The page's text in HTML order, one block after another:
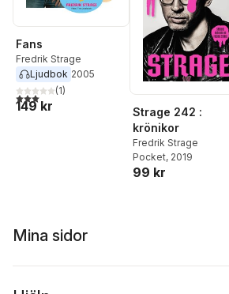
Fans
Fredrik Strage
Ljudbok 2005
3,0utav 5 stjärnor. Totalt antal röster:
(1)
149 kr
Strage 242 :
krönikor
Fredrik Strage
Pocket, 2019
99 kr
Mina sidor